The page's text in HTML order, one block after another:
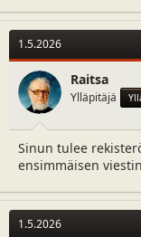
1.5.2026
Raitsa
Ylläpitäjä
Sinun tulee
ensimmäisen
1.5.2026